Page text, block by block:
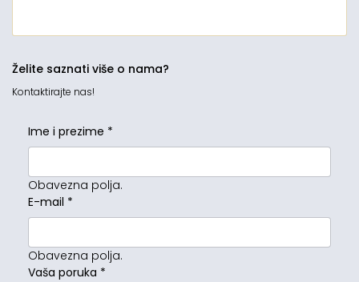
Želite saznati više o nama?
Kontaktirajte nas!
Ime i prezime *
Obavezna polja.
E-mail *
Obavezna polja.
Vaša poruka *